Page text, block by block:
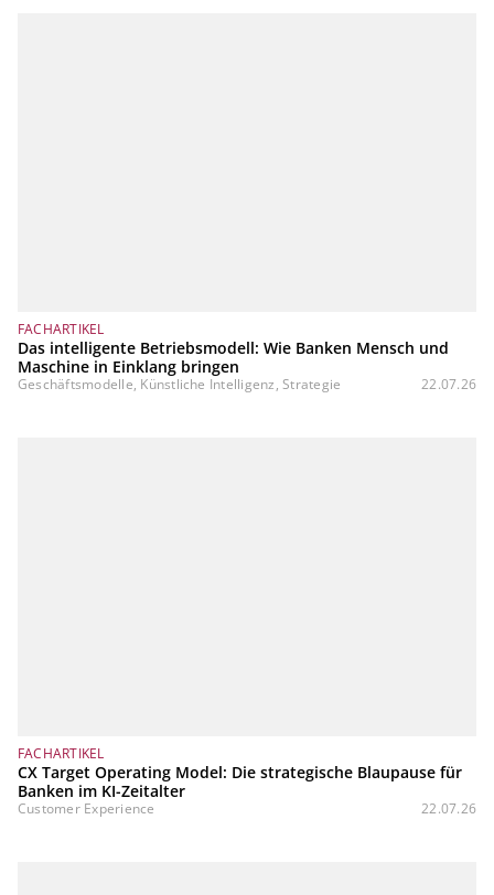
FACHARTIKEL
Das intelligente Betriebsmodell: Wie Banken Mensch und
Maschine in Einklang bringen
Geschäftsmodelle, Künstliche Intelligenz, Strategie 22.07.26
FACHARTIKEL
CX Target Operating Model: Die strategische Blaupause für
Banken im KI-Zeitalter
Customer Experience 22.07.26